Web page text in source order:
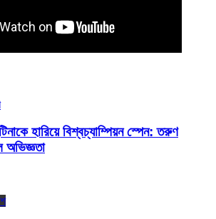
হারিয়ে বিশ্বচ্যাম্পিয়ন স্পেন: তরুণ
অভিজ্ঞতা